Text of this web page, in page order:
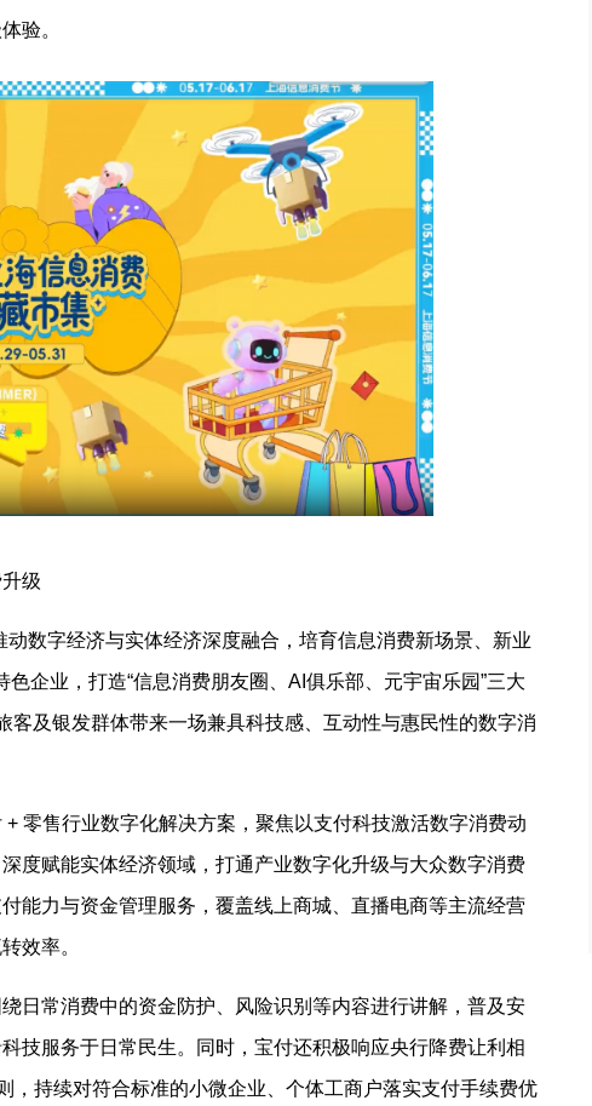
验。
级
数字经济与实体经济深度融合，培育信息消费新场景、新业
企业，打造“信息消费朋友圈、AI俱乐部、元宇宙乐园”三大
客及银发群体带来一场兼具科技感、互动性与惠民性的数字消
零售行业数字化解决方案，聚焦以支付科技激活数字消费动
度赋能实体经济领域，打通产业数字化升级与大众数字消费
能力与资金管理服务，覆盖线上商城、直播电商等主流经营
效率。
日常消费中的资金防护、风险识别等内容进行讲解，普及安
技服务于日常民生。同时，宝付还积极响应央行降费让利相
，持续对符合标准的小微企业、个体工商户落实支付手续费优